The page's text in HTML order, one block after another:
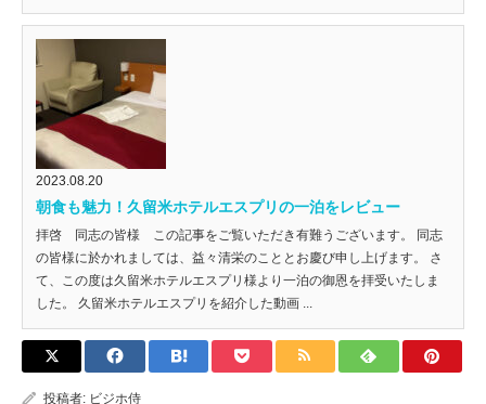
2023.08.20
朝食も魅力！久留米ホテルエスプリの一泊をレビュー
拝啓 同志の皆様 この記事をご覧いただき有難うございます。 同志
の皆様に於かれましては、益々清栄のこととお慶び申し上げます。 さ
て、この度は久留米ホテルエスプリ様より一泊の御恩を拝受いたしま
した。 久留米ホテルエスプリを紹介した動画 ...
投稿者: ビジホ侍